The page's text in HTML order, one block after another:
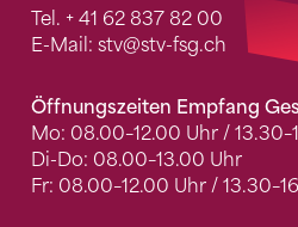
Tel. + 41 62 837 82 00
E-Mail: stv@stv-fsg.ch
Öffnungszeiten Empfang
Mo: 08.00–12.00 Uhr /
Di-Do: 08.00–13.00 Uhr
Fr: 08.00–12.00 Uhr /